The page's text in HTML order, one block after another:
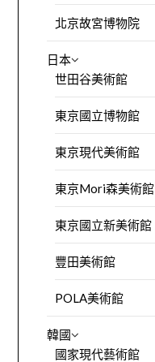
北京故宮博物院
日本
世田谷美術館
東京國立博物館
東京現代美術館
東京Mori森美術館
東京國立新美術館
豐田美術館
POLA美術館
韓國
國家現代藝術館